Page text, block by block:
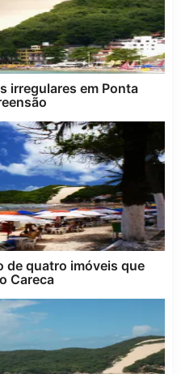
irregulares em Ponta
de quatro imóveis que
Careca